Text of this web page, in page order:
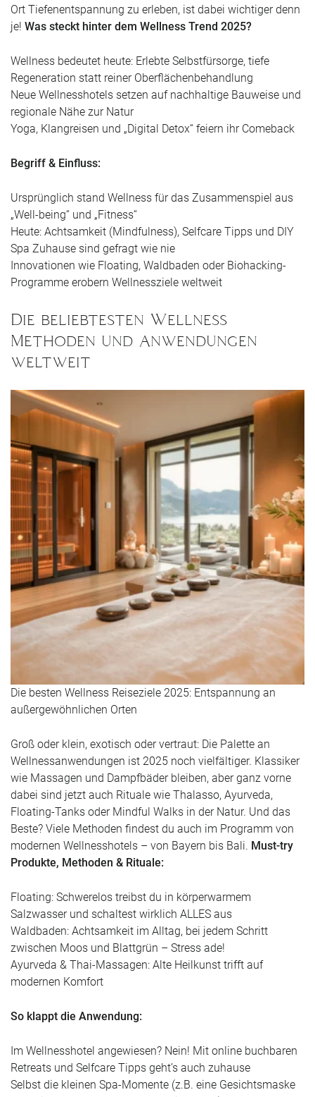
Ort Tiefenentspannung zu erleben, ist dabei wichtiger denn
je! Was steckt hinter dem Wellness Trend 2025?
Wellness bedeutet heute: Erlebte Selbstfürsorge, tiefe
Regeneration statt reiner Oberflächenbehandlung
Neue Wellnesshotels setzen auf nachhaltige Bauweise und
regionale Nähe zur Natur
Yoga, Klangreisen und „Digital Detox“ feiern ihr Comeback
Begriff & Einfluss:
Ursprünglich stand Wellness für das Zusammenspiel aus
„Well-being“ und „Fitness“
Heute: Achtsamkeit (Mindfulness), Selfcare Tipps und DIY
Spa Zuhause sind gefragt wie nie
Innovationen wie Floating, Waldbaden oder Biohacking-
Programme erobern Wellnessziele weltweit
Die beliebtesten Wellness
Methoden und Anwendungen
weltweit
Die besten Wellness Reiseziele 2025: Entspannung an
außergewöhnlichen Orten
Groß oder klein, exotisch oder vertraut: Die Palette an
Wellnessanwendungen ist 2025 noch vielfältiger. Klassiker
wie Massagen und Dampfbäder bleiben, aber ganz vorne
dabei sind jetzt auch Rituale wie Thalasso, Ayurveda,
Floating-Tanks oder Mindful Walks in der Natur. Und das
Beste? Viele Methoden findest du auch im Programm von
modernen Wellnesshotels – von Bayern bis Bali. Must-try
Produkte, Methoden & Rituale:
Floating: Schwerelos treibst du in körperwarmem
Salzwasser und schaltest wirklich ALLES aus
Waldbaden: Achtsamkeit im Alltag, bei jedem Schritt
zwischen Moos und Blattgrün – Stress ade!
Ayurveda & Thai-Massagen: Alte Heilkunst trifft auf
modernen Komfort
So klappt die Anwendung:
Im Wellnesshotel angewiesen? Nein! Mit online buchbaren
Retreats und Selfcare Tipps geht’s auch zuhause
Selbst die kleinen Spa-Momente (z.B. eine Gesichtsmaske